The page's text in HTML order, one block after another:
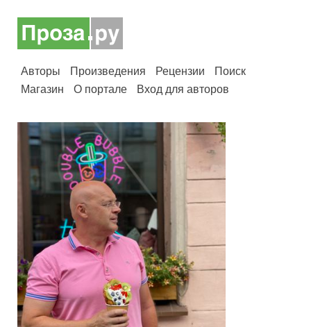
Авторы Произведения Рецензии
Поиск
Магазин
О портале Вход для авторов